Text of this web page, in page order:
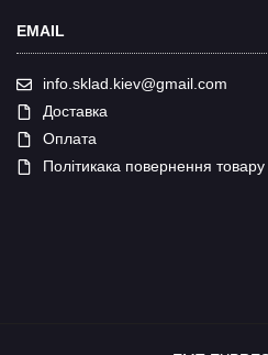
EMAIL
info.sklad.kiev@gmail.com
Доставка
Оплата
Політикака повернення товару